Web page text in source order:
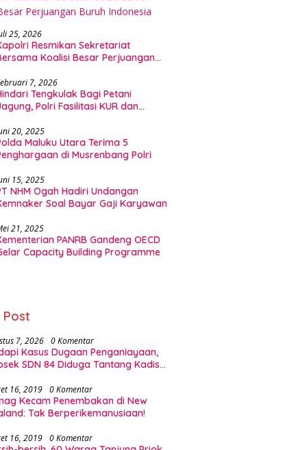
25, 2026
Resmikan Sekretariat
Koalisi Besar Perjuangan
7, 2026
Tengkulak Bagi Petani
Polri Fasilitasi KUR dan
20, 2025
Maluku Utara Terima 5
di Musrenbang Polri
15, 2025
NHM Ogah Hadiri Undangan
Soal Bayar Gaji Karyawan
21, 2025
PANRB Gandeng OECD
Capacity Building Programme
Post
7, 2026 0 Komentar
Kasus Dugaan Penganiayaan,
SDN 84 Diduga Tantang Kadis
16, 2019 0 Komentar
Kecam Penembakan di New
Tak Berperikemanusiaan!
16, 2019 0 Komentar